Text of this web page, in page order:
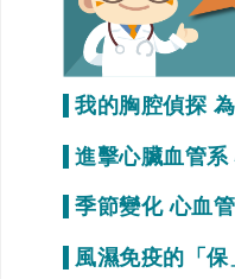
我的胸腔偵探
療是為了未來生活品
進擊心臟血管系
調整生活習慣「心
季節變化 心血
風濕免疫的「保